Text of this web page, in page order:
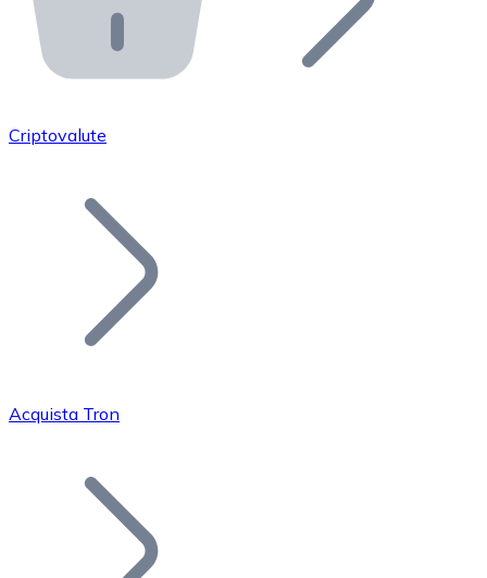
API Bitnovo
Integra la nostra API nel tuo ecosistema.
Unisciti alla nostra rete di rivenditori e
Aggiungi il token del tuo progetto al nostro servizio di
Bitcoin
Criptovalute
Acquista Tron